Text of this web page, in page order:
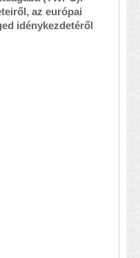
az európai
idénykezdetéről